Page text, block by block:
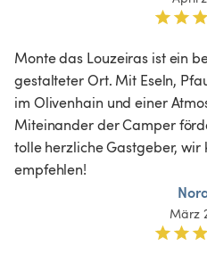
Monte das Louzeiras ist ein
gestalteter Ort. Mit Eseln,
im Olivenhain und einer
Miteinander der Camper
tolle herzliche Gastgeber, wir
März